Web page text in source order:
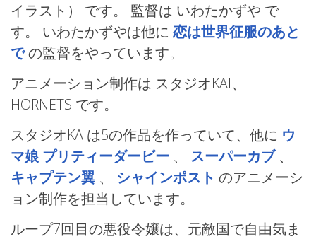
イラスト） です。 監督は いわたかずや で
す。 いわたかずやは他に 恋は世界征服のあと
での監督をやっています。
アニメーション制作は スタジオKAI、
HORNETS です。
スタジオKAIは5の作品を作っていて、他に ウ
マ娘 プリティーダービー 、 スーパーカブ、
キャプテン翼 、 シャインポスト のアニメーシ
ョン制作を担当しています。
ループ7回目の悪役令嬢は、元敵国で自由気ま